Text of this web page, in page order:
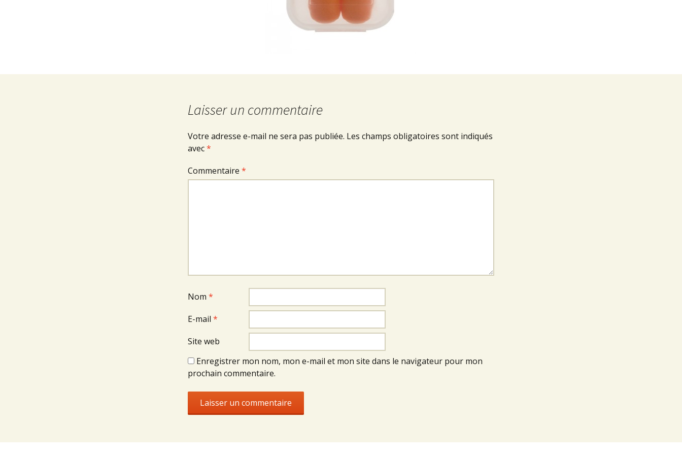
Laisser un commentaire
Votre adresse e-mail ne sera pas publiée. Les champs obligatoires sont indiqués
avec*
Commentaire *
Nom *
E-mail *
Site web
Enregistrer mon nom, mon e-mail et mon site dans le navigateur pour mon
prochain commentaire.